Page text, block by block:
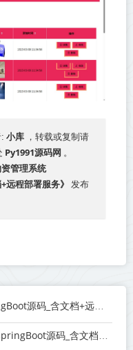
小库 ，转载或复制请
Py1991源码网 。
管理系统
远程部署服务》
发布
码_含文档+远程部署服务
源码_含文档+远程部署服务